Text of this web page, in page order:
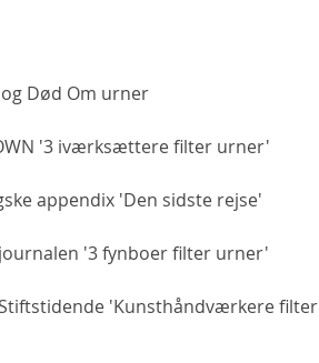
Død Om urner
'3 iværksættere filter urner'
appendix 'Den sidste rejse'
'3 fynboer filter urner'
Stiftstidende 'Kunsthåndværkere filter